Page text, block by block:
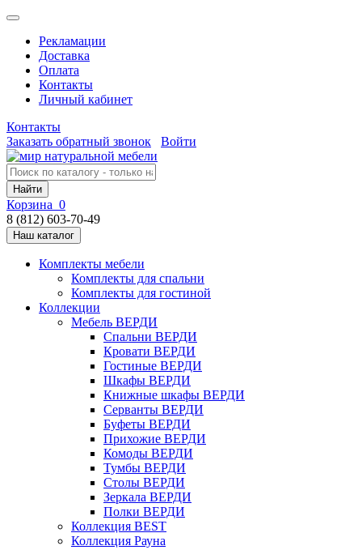
Рекламации
Доставка
Оплата
Контакты
Личный кабинет
Контакты
Заказать обратный звонок
Войти
Найти
Корзина 0
8 (812) 603-70-49
Наш каталог
Комплекты мебели
Комплекты для спальни
Комплекты для гостиной
Коллекции
Мебель ВЕРДИ
Спальни ВЕРДИ
Кровати ВЕРДИ
Гостиные ВЕРДИ
Шкафы ВЕРДИ
Книжные шкафы ВЕРДИ
Серванты ВЕРДИ
Буфеты ВЕРДИ
Прихожие ВЕРДИ
Комоды ВЕРДИ
Тумбы ВЕРДИ
Столы ВЕРДИ
Зеркала ВЕРДИ
Полки ВЕРДИ
Коллекция BEST
Коллекция Рауна